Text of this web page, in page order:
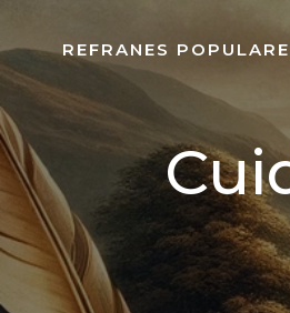
REFRANES